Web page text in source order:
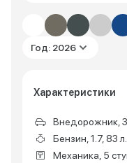
Год: 2026
Характеристики
Внедорожник,
Бензин, 1.7, 83
Механика, 5